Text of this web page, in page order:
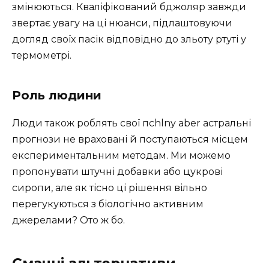
змінюються. Кваліфікований бджоляр завжди
звертає увагу на ці нюанси, підлаштовуючи
догляд своїх пасік відповідно до зльоту ртуті у
термометрі.
Роль людини
Люди також роблять свої пchlny aber астральні
прогнози не враховані й поступаються місцем
експериментальним методам. Ми можемо
пропонувати штучні добавки або цукрові
сиропи, але як тісно ці рішення вільно
перегукуються з біологічно активним
джерелами? Ото ж бо.